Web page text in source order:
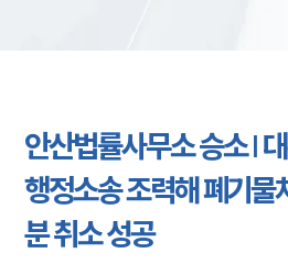
안산법률사무소 승소 |
행정소송 조력해 폐기물
분 취소 성공